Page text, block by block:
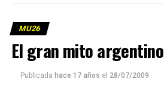
MU26
El gran mito argentino
Publicada hace 17 años el 28/07/2009